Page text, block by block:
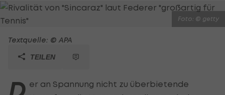
Foto: © getty
Textquelle: © APA
TEILEN
er an Spannung nicht zu überbietende